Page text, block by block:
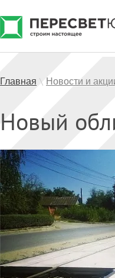
Главная \ Новости и
Новый